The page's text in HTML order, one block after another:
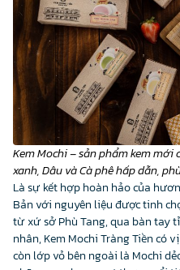
Kem Mochi – sản phẩm kem mới
xanh, Dâu và Cà phê hấp dẫn,
Là sự kết hợp hoàn hảo của
Bản với nguyên liệu được tinh
từ xứ sở Phù Tang, qua bàn tay
nhân, Kem Mochi Tràng Tiền có
còn lớp vỏ bên ngoài là Mochi